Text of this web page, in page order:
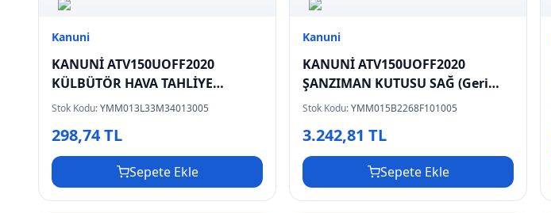
Kanuni
KANUNİ ATV150UOFF2020
KÜLBÜTÖR HAVA TAHLİYE
HORTUMU
Stok Kodu:YMM013L33M34013005
298,74 TL
Sepete Ekle
Kanuni
KANUNİ ATV150UOFF2020
ŞANZIMAN KUTUSU SAĞ (Geri
vitesli motorda kullanı
Stok Kodu:YMM015B2268F101005
3.242,81 TL
Sepete Ekle